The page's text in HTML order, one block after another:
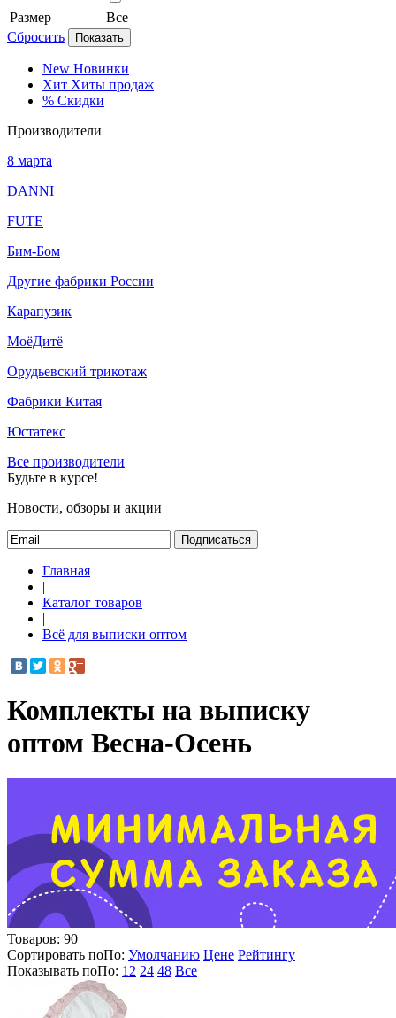
Размер
Все
Сбросить
Показать
New Новинки
Хит Хиты продаж
% Скидки
Производители
8 марта
DANNI
FUTE
Бим-Бом
Другие фабрики России
Карапузик
МоёДитё
Орудьевский трикотаж
Фабрики Китая
Юстатекс
Все производители
Будьте в курсе!
Новости, обзоры и акции
Подписаться
Главная
|
Каталог товаров
|
Всё для выписки оптом
Комплекты на выписку
оптом Весна-Осень
Товаров: 90
Сортировать поПо: Умолчанию Цене Рейтингу
Показывать поПо: 12 24 48 Все